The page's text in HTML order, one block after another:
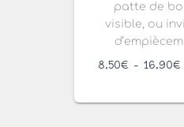
patte de
visible, ou
8,50€ – 16,90€